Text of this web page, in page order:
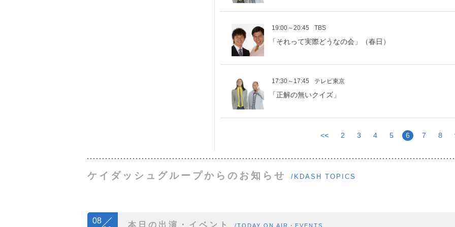
19:00～20:45 TBS
「それって実際どうなの会」（春日）
17:30～17:45 テレビ東京
「正解の無いクイズ」
<< 2 3 4 5 6 7 8
ケイダッシュグループからのお知らせ /KDASH TOPICS
08
本日の出演・イベント /TODAY ON AIR・EVENTS